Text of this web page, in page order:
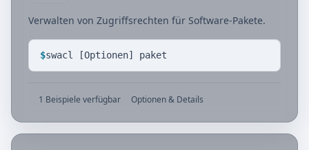
Verwalten von Zugriffsrechten für Software-Pakete.
$swacl [Optionen] paket
1 Beispiele verfügbar Optionen & Details